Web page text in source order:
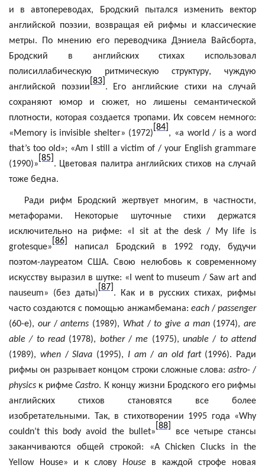
и вавтопереводах, Бродский пытался изменить вектор
английской поэзии, возвращая ей рифмы и классические
метры. По мнению его переводчика Дэниела Вайсборта,
Бродский в английских стихах использовал
полисиллабическую ритмическую структуру, чуждую
английской поэзии
[83]
. Его английские стихи на случай
сохраняют юмор и сюжет, но лишены семантической
плотности, которая создается тропами. Их совсем немного:
«Memory is invisible shelter» (1972)
[84]
, «a world / is a word
that’s too old»; «Am I still a victim of / your English grammare
(1990)»
[85]
. Цветовая палитра английских стихов на случай
тоже бедна.
Ради рифм Бродский жертвует многим, в частности,
метафорами. Некоторые шуточные стихи держатся
исключительно на рифме: «I sit at the desk / My life
is
grotesque»
[86]
написал Бродский в 1992 году, будучи
поэтом-лауреатом США. Свою нелюбовь к современному
искусству выразил в шутке: «I went to museum /Saw art and
nauseum» (без даты)
[87]
. Как и в русских стихах, рифмы
часто создаются с помощью анжамбемана: each/passenger
(60-е), our/anterns (1989), What/to give a man(1974), are
able / to read (1978), bother/me (1975),unable / to attend
(1989), when/Slava (1995), I am / an old fart(1996).
Ради
рифмы он разрывает концом строки сложные слова: astro- /
physics к рифмеCastro. К концу жизни Бродского его рифмы
английских стихов становятся все более
изобретательными. Так, в стихотворении 1995 года «Why
couldn’t this body avoid the bullet»
[88]
все четыре стансы
заканчиваются общей строкой: «AChicken Clucks in
the
Yellow
House» и к слову Houseв каждой строфе новая